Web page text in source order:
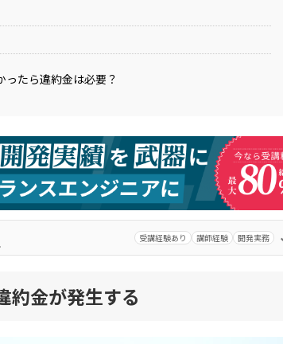
ったら違約金は必要？
受講経験あり 講師経験 開発実務
約金が発生する